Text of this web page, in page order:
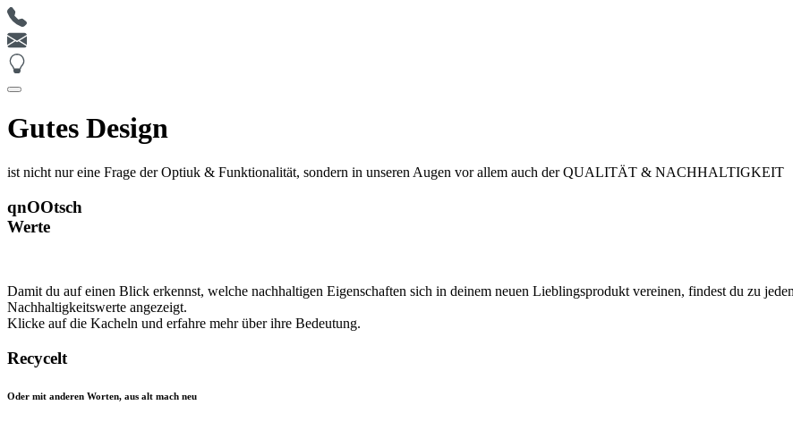
Gutes Design
ist nicht nur eine Frage der Optiuk & Funktionalität, sondern in unseren Augen vor allem auch der QUALITÄT & NACHHALTIGKEIT
qnOOtsch
Werte
Damit du auf einen Blick erkennst, welche nachhaltigen Eigenschaften sich in deinem neuen Lieblingsprodukt vereinen, findest du zu
Nachhaltigkeitswerte angezeigt.
Klicke auf die Kacheln und erfahre mehr über ihre Bedeutung.
Recycelt
Oder mit anderen Worten, aus alt mach neu